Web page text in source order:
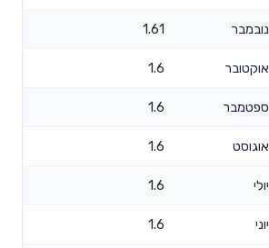
נובמבר 1.61
אוקטובר 1.6
ספטמבר 1.6
אוגוסט 1.6
יולי 1.6
יוני 1.6